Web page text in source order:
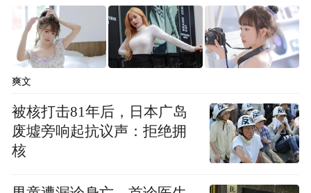
30倍，研发人员占比40%以上。
郭建华说，最近几年各级政府的人才引进政
策也给企业引才留才起到很大的辅助作用。
39号员工董秀芹加入公司7年来，领衔、参与
的专利有55件。而目前整个海谱润斯围绕
OLED材料获得了165项授权专利，其中包括
154项发明专利、11项实用新型专利，在审发
爽文
被核打击81年后，日本广岛
废墟旁响起抗议声：拒绝拥
核